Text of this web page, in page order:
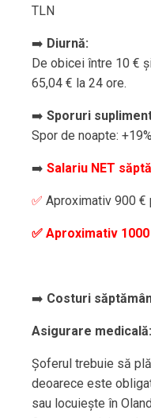
TLN
➡️ Diurnă:
De obicei între 10 €
65,04 € la 24 ore.
➡️ Sporuri
Spor de noapte:
➡️ Salariu NET
✅ Aproximativ 900 €
✅ Aproximativ
➡️ Costuri
Asigurare
Șoferul trebuie să
deoarece este
sau locuiește în